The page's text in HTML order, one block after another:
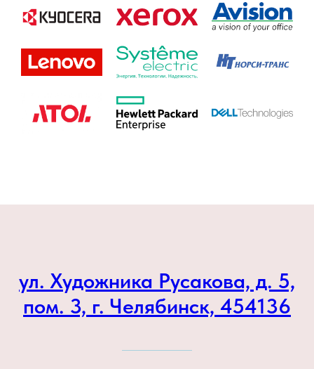
ул. Художника Русакова, д. 5,
пом. 3, г. Челябинск, 454136